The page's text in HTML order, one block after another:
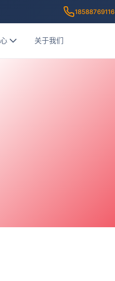
18588769116
关于我们